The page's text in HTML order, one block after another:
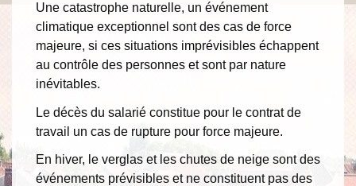
Une catastrophe naturelle, un événement
climatique exceptionnel sont des cas de force
majeure, si ces situations imprévisibles échappent
au contrôle des personnes et sont par nature
inévitables.
Le décès du salarié constitue pour le contrat de
travail un cas de rupture pour force majeure.
En hiver, le verglas et les chutes de neige sont des
événements prévisibles et ne constituent pas des